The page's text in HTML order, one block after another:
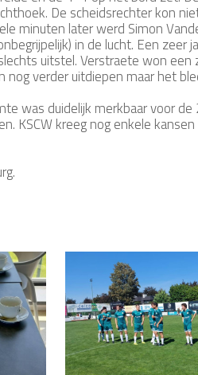
De scheidsrechter kon
minuten later werd Simon
in de lucht. Een
uitstel. Verstraete won
nog verder uitdiepen maar het
was duidelijk merkbaar voor
KSCW kreeg nog enkele